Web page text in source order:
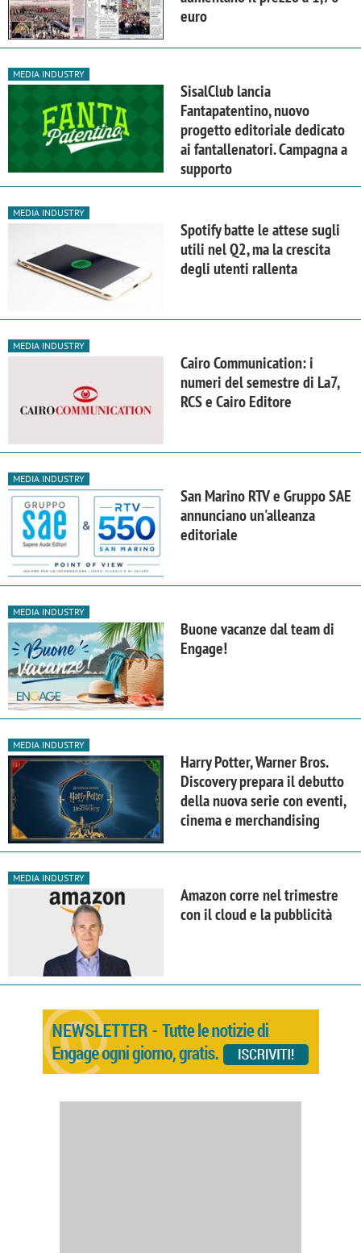
euro
MEDIA INDUSTRY
SisalClub lancia
Fantapatentino, nuovo
progetto editoriale dedicato
ai fantallenatori. Campagna a
supporto
MEDIA INDUSTRY
Spotify batte le attese sugli
utili nel Q2, ma la crescita
degli utenti rallenta
MEDIA INDUSTRY
Cairo Communication: i
numeri del semestre di La7,
RCS e Cairo Editore
MEDIA INDUSTRY
San Marino RTV e Gruppo SAE
annunciano un'alleanza
editoriale
MEDIA INDUSTRY
Buone vacanze dal team di
Engage!
MEDIA INDUSTRY
Harry Potter, Warner Bros.
Discovery prepara il debutto
della nuova serie con eventi,
cinema e merchandising
MEDIA INDUSTRY
Amazon corre nel trimestre
con il cloud e la pubblicità